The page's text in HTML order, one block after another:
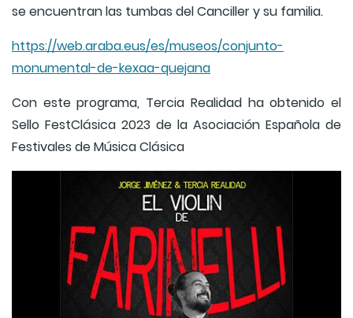
se encuentran las tumbas del Canciller y su familia.
https://web.araba.eus/es/museos/conjunto-
monumental-de-kexaa-quejana
Con este programa, Tercia Realidad ha obtenido el
Sello FestClásica 2023 de la Asociación Española de
Festivales de Música Clásica